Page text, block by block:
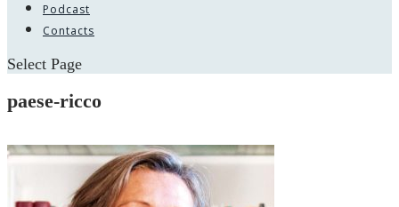
Podcast
Contacts
Select Page
paese-ricco